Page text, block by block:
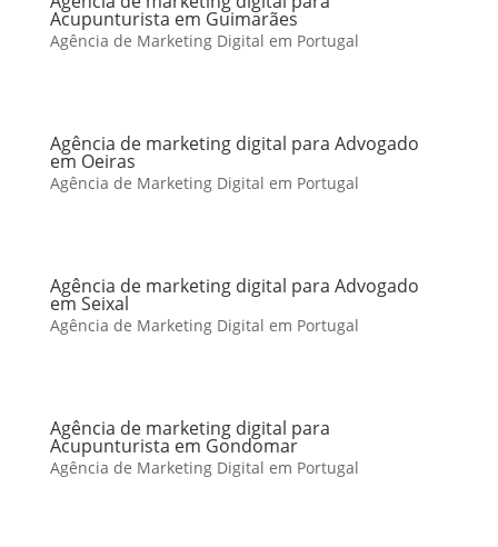
Acupunturista em Guimarães
Agência de Marketing Digital em Portugal
Agência de marketing digital para Advogado
em Oeiras
Agência de Marketing Digital em Portugal
Agência de marketing digital para Advogado
em Seixal
Agência de Marketing Digital em Portugal
Agência de marketing digital para
Acupunturista em Gondomar
Agência de Marketing Digital em Portugal